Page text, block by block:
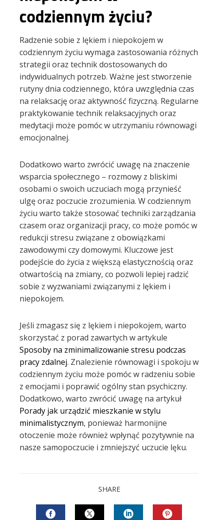
codziennym życiu?
Radzenie sobie z lękiem i niepokojem w
codziennym życiu wymaga zastosowania różnych
strategii oraz technik dostosowanych do
indywidualnych potrzeb. Ważne jest stworzenie
rutyny dnia codziennego, która uwzględnia czas
na relaksację oraz aktywność fizyczną. Regularne
praktykowanie technik relaksacyjnych oraz
medytacji może pomóc w utrzymaniu równowagi
emocjonalnej.
Dodatkowo warto zwrócić uwagę na znaczenie
wsparcia społecznego – rozmowy z bliskimi
osobami o swoich uczuciach mogą przynieść
ulgę oraz poczucie zrozumienia. W codziennym
życiu warto także stosować techniki zarządzania
czasem oraz organizacji pracy, co może pomóc w
redukcji stresu związane z obowiązkami
zawodowymi czy domowymi. Kluczowe jest
podejście do życia z większą elastycznością oraz
otwartością na zmiany, co pozwoli lepiej radzić
sobie z wyzwaniami związanymi z lękiem i
niepokojem.
Jeśli zmagasz się z lękiem i niepokojem, warto
skorzystać z porad zawartych w artykule
Sposoby na zminimalizowanie stresu podczas
pracy zdalnej. Znalezienie równowagi i spokoju w
codziennym życiu może pomóc w radzeniu sobie
z emocjami i poprawić ogólny stan psychiczny.
Dodatkowo, warto zwrócić uwagę na artykuł
Porady jak urządzić mieszkanie w stylu
minimalistycznym, ponieważ harmonijne
otoczenie może również wpłynąć pozytywnie na
nasze samopoczucie i zmniejszyć uczucie lęku.
SHARE